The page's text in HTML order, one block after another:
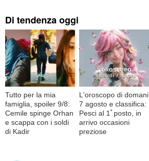
Di tendenza oggi
Tutto per la mia
famiglia, spoiler 9/8:
Cemile spinge Orhan
e scappa con i soldi
di Kadir
L'oroscopo di domani
7 agosto e classifica:
Pesci al 1ﾟposto, in
arrivo occasioni
preziose